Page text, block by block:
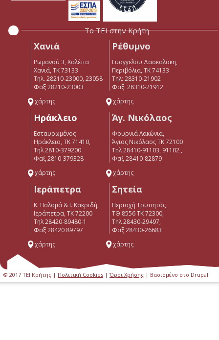
Το ΤΕΙ στην Κρήτη
Χανιά
Ρωμανού 3, Χαλέπα
Χανιά, ΤΚ 73133
Τηλ. 28210-23000, 23058
Φαξ 28210-23003
χάρτης
Ρέθυμνο
Ευάγγελου Δασκαλάκη,
Περιβόλια, ΤΚ 74133
Tηλ: 28310-21902
Φαξ: 28310-21912
χάρτης
Ηράκλειο
Εσταυρωμένος
Ηράκλειο, ΤΚ 71410,
Τηλ 2810-379200
Φαξ 2810-379328
χάρτης
Άγ. Νικόλαος
Φουρνιά Λακώνια,
Άγιος Νικόλαος ΤΚ 72100
Τηλ 28410-91103, 91102 ,
Φαξ 28410-82879
χάρτης
Ιεράπετρα
Κ. Παλαμά & Ι. Κακριδή,
Ιεράπετρα, ΤΚ 72200
Tηλ 28420-89480-1
Φαξ 28420 89797
χάρτης
Σητεία
Περιοχή Τρυπητός
ΤΘ 8556 ΤΚ 72300,
Τηλ 28430-29497,
Φαξ 28430-26683
χάρτης
© 2017 ΤΕΙ Κρήτης | Πολιτική Cookies | Όροι Χρήσης | Βασισμένο στο Drupal